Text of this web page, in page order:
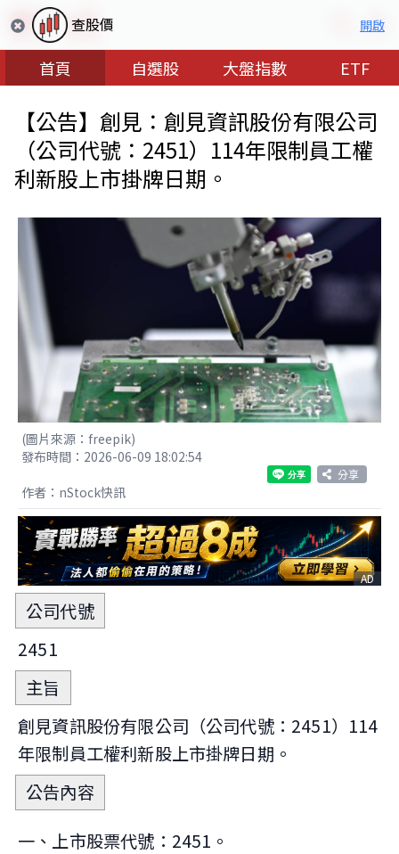
查股價 開啟
首頁 自選股 大盤指數 ETF
【公告】創見：創見資訊股份有限公司
（公司代號：2451）114年限制員工權
利新股上市掛牌日期。
(圖片來源：freepik)
發布時間：2026-06-09 18:02:54
分享
作者：nStock快訊
AD
公司代號
2451
主旨
創見資訊股份有限公司（公司代號：2451）114
年限制員工權利新股上市掛牌日期。
公告內容
一、上市股票代號：2451。